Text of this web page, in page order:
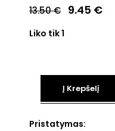
13.50€ Original
9.45 €
Liko tik 1
Į Krepšelį
Pristatymas: